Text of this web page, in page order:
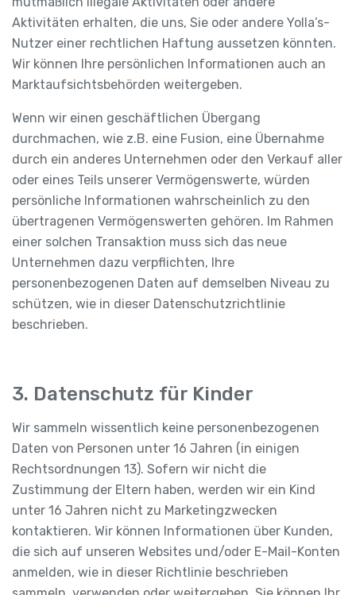
Aktivitäten erhalten, die uns, Sie oder andere Yolla’s-
Nutzer einer rechtlichen Haftung aussetzen könnten.
Wir können Ihre persönlichen Informationen auch an
Marktaufsichtsbehörden weitergeben.
Wenn wir einen geschäftlichen Übergang
durchmachen, wie z.B. eine Fusion, eine Übernahme
durch ein anderes Unternehmen oder den Verkauf aller
oder eines Teils unserer Vermögenswerte, würden
persönliche Informationen wahrscheinlich zu den
übertragenen Vermögenswerten gehören. Im Rahmen
einer solchen Transaktion muss sich das neue
Unternehmen dazu verpflichten, Ihre
personenbezogenen Daten auf demselben Niveau zu
schützen, wie in dieser Datenschutzrichtlinie
beschrieben.
3. Datenschutz für Kinder
Wir sammeln wissentlich keine personenbezogenen
Daten von Personen unter 16 Jahren (in einigen
Rechtsordnungen 13). Sofern wir nicht die
Zustimmung der Eltern haben, werden wir ein Kind
unter 16 Jahren nicht zu Marketingzwecken
kontaktieren. Wir können Informationen über Kunden,
die sich auf unseren Websites und/oder E-Mail-Konten
anmelden, wie in dieser Richtlinie beschrieben